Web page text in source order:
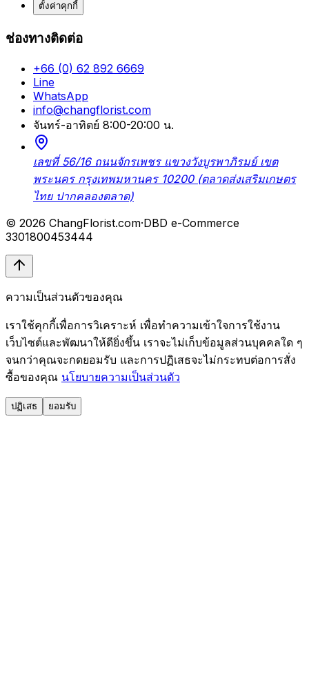
ตั้งค่าคุกกี้
ช่องทางติดต่อ
+66 (0) 62 892 6669
Line
WhatsApp
info@changflorist.com
จันทร์-อาทิตย์ 8:00-20:00 น.
เลขที่ 56/16 ถนนจักรเพชร แขวงวังบูรพาภิรมย์ เขต
พระนคร กรุงเทพมหานคร 10200 (ตลาดส่งเสริมเกษตร
ไทย ปากคลองตลาด)
© 2026 ChangFlorist.com·DBD e-Commerce
3301800453444
ความเป็นส่วนตัวของคุณ
เราใช้คุกกี้เพื่อการวิเคราะห์ เพื่อทำความเข้าใจการใช้งาน
เว็บไซต์และพัฒนาให้ดียิ่งขึ้น เราจะไม่เก็บข้อมูลส่วนบุคคลใด ๆ
จนกว่าคุณจะกดยอมรับ และการปฏิเสธจะไม่กระทบต่อการสั่ง
ซื้อของคุณ นโยบายความเป็นส่วนตัว
ปฏิเสธ ยอมรับ